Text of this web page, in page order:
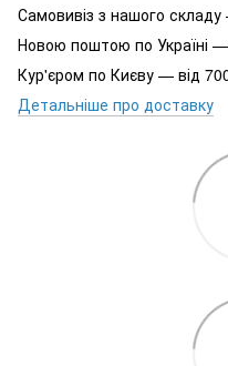
Самовивіз з нашого
Новою поштою по Україні
Кур'єром по Києву — від
Детальніше про доставку